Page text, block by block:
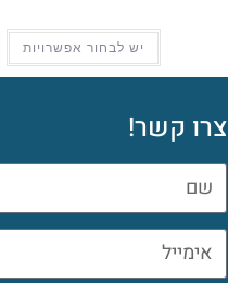
יש לבחור אפשרויות
צרו קשר!